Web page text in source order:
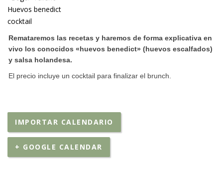
Huevos benedict
cocktail
Remataremos las recetas y haremos de forma explicativa en
vivo los conocidos «huevos benedict» (huevos escalfados)
y salsa holandesa.
El precio incluye un cocktail para finalizar el brunch.
IMPORTAR CALENDARIO
+ GOOGLE CALENDAR